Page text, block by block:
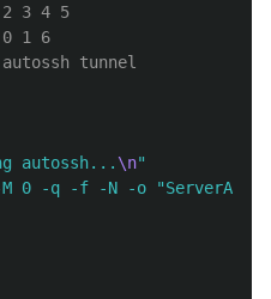
3 4 5
1 6
tunnel
autossh... \n"
0 -q -f -N -o